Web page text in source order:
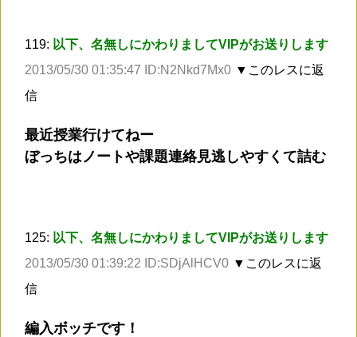
119: 以下、名無しにかわりましてVIPがお送りします
2013/05/30 01:35:47 ID:N2Nkd7Mx0 ▼このレスに返
信
最近授業行けてねー
ぼっちはノートや課題連絡見逃しやすくて詰む
125: 以下、名無しにかわりましてVIPがお送りします
2013/05/30 01:39:22 ID:SDjAlHCV0 ▼このレスに返
信
編入ボッチです！